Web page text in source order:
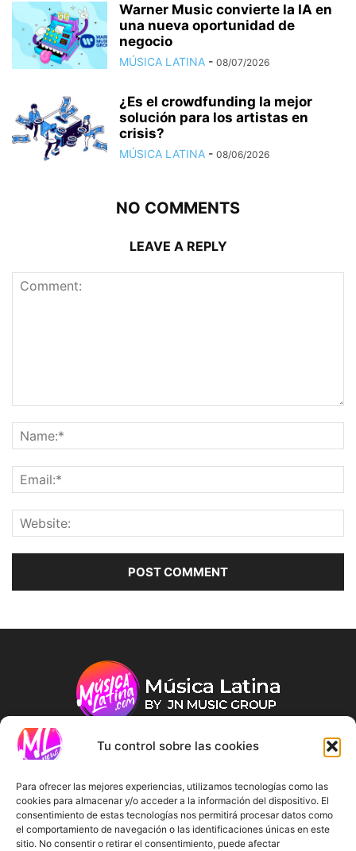
Tu control sobre las cookies
Para ofrecer las mejores experiencias, utilizamos tecnologías como las
cookies para almacenar y/o acceder a la información del dispositivo. El
consentimiento de estas tecnologías nos permitirá procesar datos como
el comportamiento de navegación o las identificaciones únicas en este
sitio. No consentir o retirar el consentimiento, puede afectar
Warner Music convierte la IA en
una nueva oportunidad de
negocio
MÚSICA LATINA - 08/07/2026
¿Es el crowdfunding la mejor
solución para los artistas en
crisis?
MÚSICA LATINA - 08/06/2026
NO COMMENTS
LEAVE A REPLY
FOLLOW US